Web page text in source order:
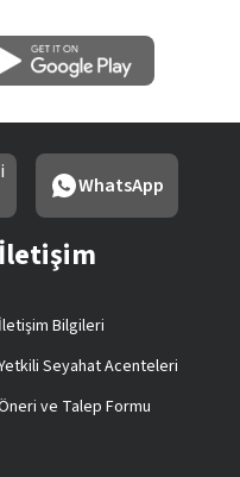
WhatsApp
İletişim
İletişim Bilgileri
Seyahat Acenteleri
ve Talep Formu